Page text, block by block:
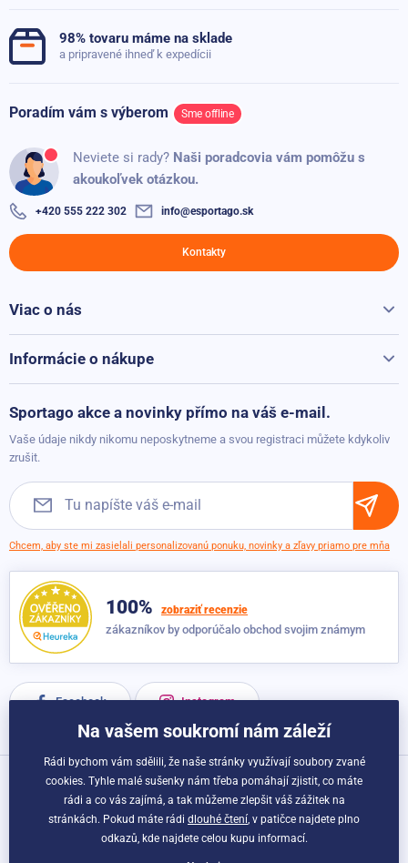
98% tovaru máme na sklade
a pripravené ihneď k expedícii
Poradím vám s výberom Sme offline
Neviete si rady? Naši poradcovia vám pomôžu s
akoukoľvek otázkou.
+420 555 222 302 info@esportago.sk
Kontakty
Viac o nás
Kontakty
Informácie o nákupe
Obchodné podmienky
Sportago akce a novinky přímo na váš e-mail.
Vaše údaje nikdy nikomu neposkytneme a svou registraci můžete kdykoliv
zrušit.
Chcem, aby ste mi zasielali personalizovanú ponuku, novinky a zľavy priamo pre mňa
100% zobraziť recenzie
zákazníkov by odporúčalo obchod svojim známym
Facebook Instagram
Možnosti dopravy a platby:
Na vašem soukromí nám záleží
Rádi bychom vám sdělili, že naše stránky využívají soubory zvané
cookies. Tyhle malé sušenky nám třeba pomáhají zjistit, co máte
rádi a co vás zajímá, a tak můžeme zlepšit váš zážitek na
stránkách. Pokud máte rádi dlouhé čtení, v patičce najdete plno
odkazů, kde najdete celou kupu informací.